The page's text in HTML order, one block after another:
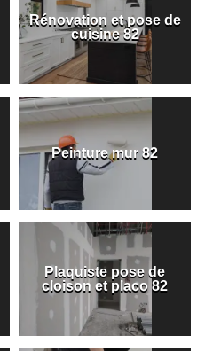
Rénovation et pose de
cuisine 82
Peinture mur 82
Plaquiste pose de
cloison et placo 82